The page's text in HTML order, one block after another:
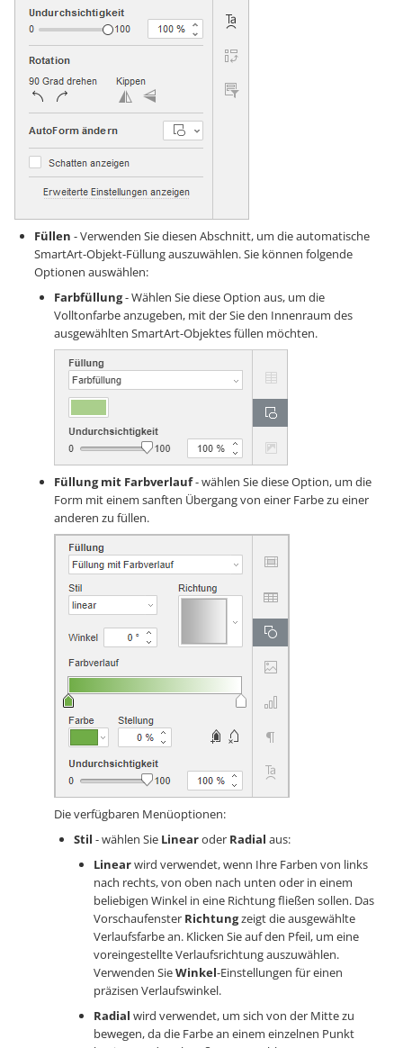
Füllen - Verwenden Sie diesen Abschnitt, um die automatische
SmartArt-Objekt-Füllung auszuwählen. Sie können folgende
Optionen auswählen:
Farbfüllung- Wählen Sie diese Option aus, um die
Volltonfarbe anzugeben, mit der Sie den Innenraum des
ausgewählten SmartArt-Objektes füllen möchten.
Füllung mit Farbverlauf- wählen Sie diese Option, um die
Form mit einem sanften Übergang von einer Farbe zu einer
anderen zu füllen.
Die verfügbaren Menüoptionen:
Stil - wählen Sie Linearoder Radial aus:
Linearwird verwendet, wenn Ihre Farben von links
nach rechts, von oben nach unten oder in einem
beliebigen Winkel in eine Richtung fließen sollen. Das
Vorschaufenster Richtungzeigt die ausgewählte
Verlaufsfarbe an. Klicken Sie auf den Pfeil, um eine
voreingestellte Verlaufsrichtung auszuwählen.
Verwenden SieWinkel-Einstellungen für einen
präzisen Verlaufswinkel.
Radial wird verwendet, um sich von der Mitte zu
bewegen, da die Farbe an einem einzelnen Punkt